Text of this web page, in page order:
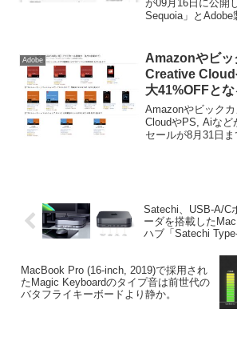
が09月16日に公開
Sequoia」とAdobe
Adobe
Amazonやビ
Creative Cloud
大41%OFFと
日まで開催中。
Amazonやビック
CloudやPS, Aiなど
セールが8月31日
Satechi、USB-A/C
ーダを搭載した
ハブ「Satechi
MacBook Pro (16-inch, 2019)で採用され
たMagic Keyboardのタイプ音は前世代の
バタフライキーボードより静か。